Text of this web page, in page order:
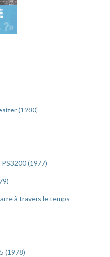
(1980)
(1977)
à travers le temps
(1978)